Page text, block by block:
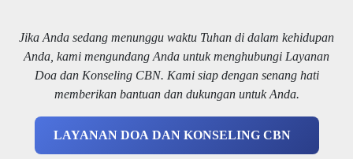
Jika Anda sedang menunggu waktu Tuhan di dalam kehidupan
Anda, kami mengundang Anda untuk menghubungi Layanan
Doa dan Konseling CBN. Kami siap dengan senang hati
memberikan bantuan dan dukungan untuk Anda.
LAYANAN DOA DAN KONSELING CBN